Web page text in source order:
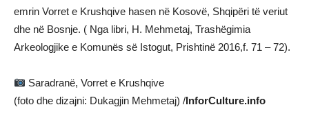
emrin Vorret e Krushqive hasen në Kosovë, Shqipëri të veriut
dhe në Bosnje. ( Nga libri, H. Mehmetaj, Trashëgimia
Arkeologjike e Komunës së Istogut, Prishtinë 2016,f. 71 – 72).
Saradranë, Vorret e Krushqive
(foto dhe dizajni: Dukagjin Mehmetaj) /InforCulture.info